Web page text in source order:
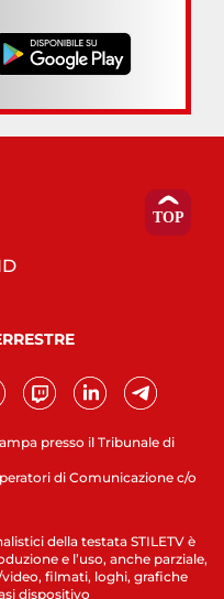
presso il Tribunale di
di Comunicazione c/o
della testata STILETV è
e l’uso, anche parziale,
filmati, loghi, grafiche
dispositivo